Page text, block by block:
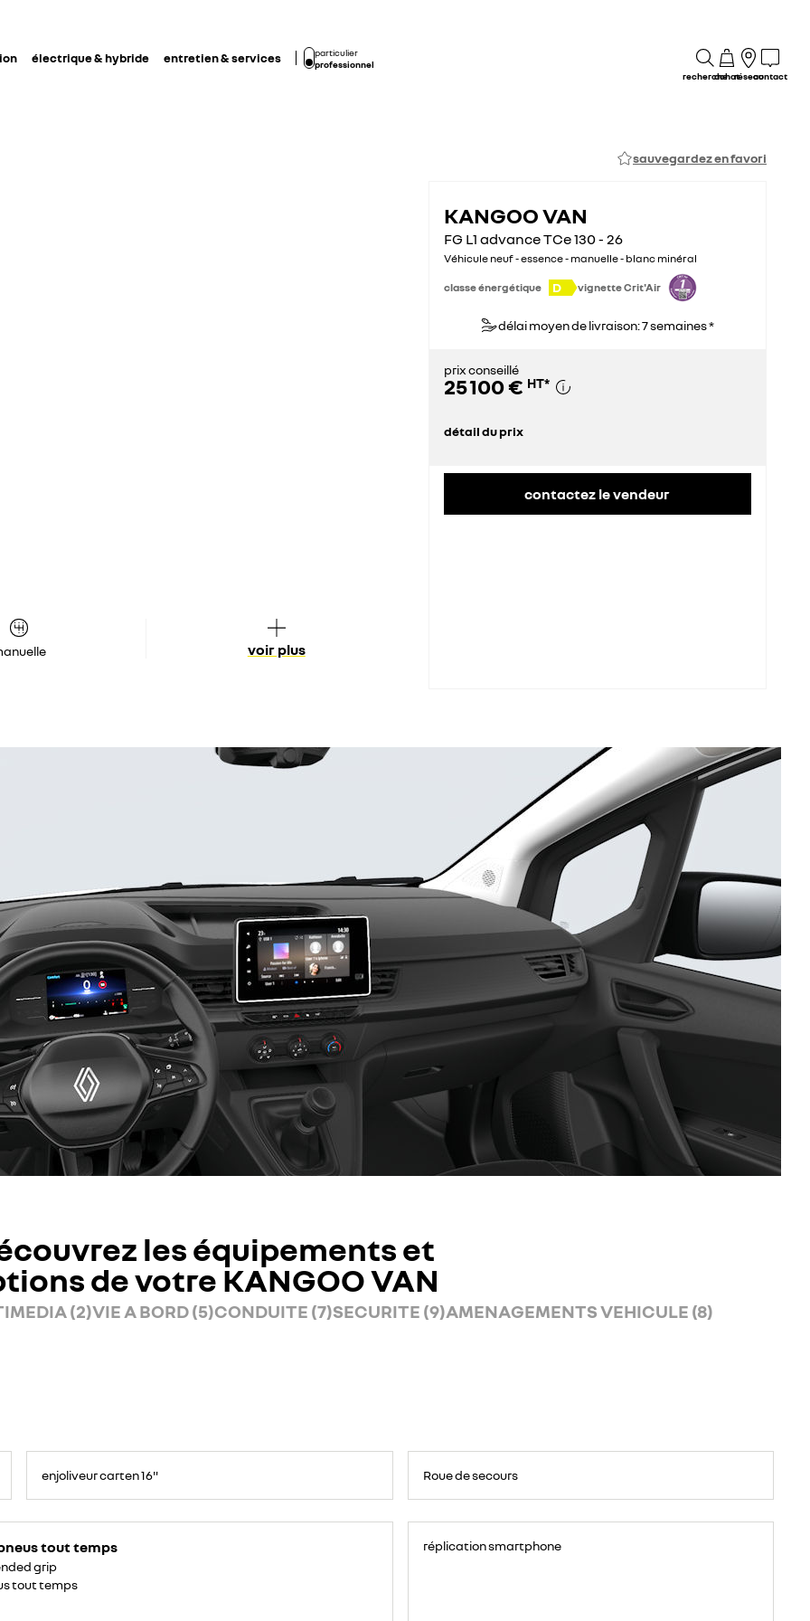
électrique & hybride entretien & services
particulier
professionnel
rechercheachatréseaucontact
sauvegardez en favori
voir plus
KANGOO VAN
FG L1 advance TCe 130 - 26
Véhicule neuf - essence - manuelle - blanc minéral
classe énergétique D vignette Crit'Air
délai moyen de livraison: 7 semaines *
prix conseillé
25 100 € HT*
détail du prix
contactez le vendeur
les équipements et
de votre KANGOO VAN
(2)VIE A BORD (5)CONDUITE (7)SECURITE (9)AMENAGEMENTS VEHICULE (8)
enjoliveur carten 16" Roue de secours
tout temps
grip
tout temps
réplication smartphone